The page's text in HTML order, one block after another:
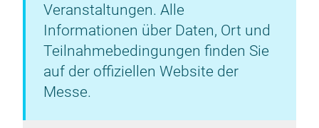
Veranstaltungen. Alle
Informationen über Daten, Ort und
Teilnahmebedingungen finden Sie
auf der offiziellen Website der
Messe.